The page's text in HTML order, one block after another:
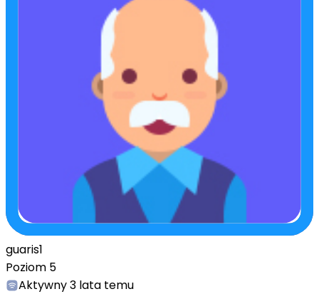
guaris1
Poziom 5
Aktywny3 lata temu